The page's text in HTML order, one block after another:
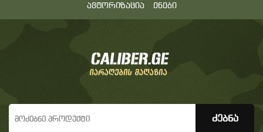
ავტორიზაცია ენები